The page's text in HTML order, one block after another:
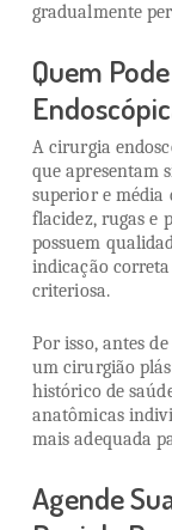
gradualmente
Quem
A cirurgia
que apresentam
superior e média
flacidez, rugas e
possuem
indicação
criteriosa.
Por isso, antes
um cirurgião
histórico de
anatômicas
mais adequada
Agende